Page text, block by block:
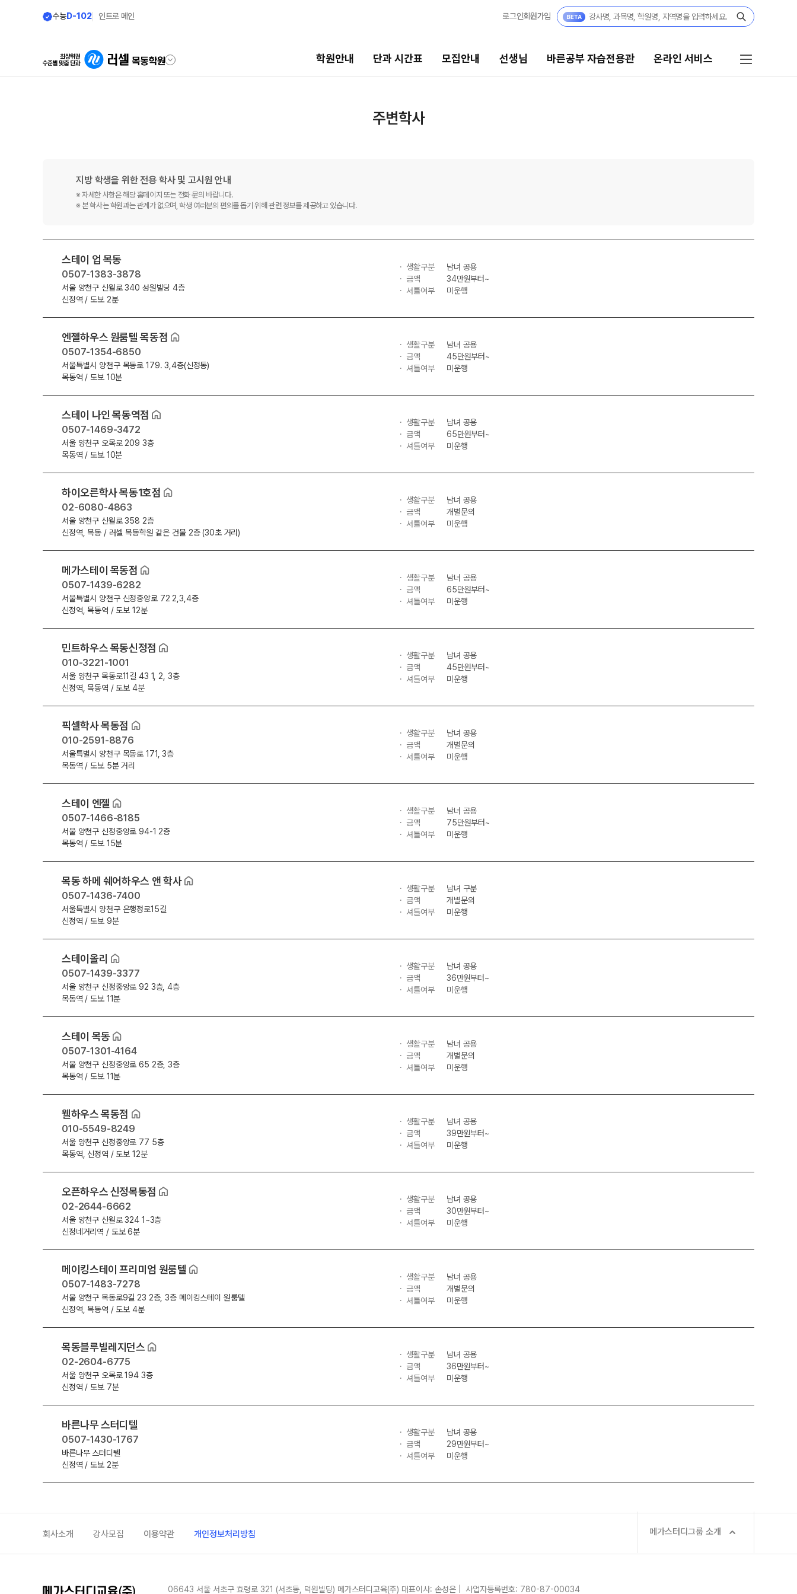
수능D-102 인트로 메인 로그인회원가입
학원안내 단과 시간표 모집안내 선생님 바른공부 자습전용관 온라인 서비스
카카오톡 빠른 상담
원장과 소통하기
학원 이용 안내
위치안내
주변학사
주간 식단표
8월 AM단과
고3·N수
9월 정규·특강 단과 N
썸머특강[고3]
고1·고2
썸머특강[고1·고2]
중3 고등 대비반 N
마감 강좌 대기 신청
2027 반수반 N
2027 N수 패키지반
선생님
과학탐구
논술
주변학사
지방 학생을 위한 전용 학사 및 고시원 안내
※ 자세한 사항은 해당 홈페이지 또는 전화 문의 바랍니다.
※ 본 학사는 학원과는 관계가 없으며, 학생 여러분의 편의를 돕기 위해 관련 정보를 제공하고 있습니다.
스테이 업 목동
0507-1383-3878
서울 양천구 신월로 340 성원빌딩 4층
신정역 / 도보 2분
생활구분
남녀 공용
금액
34만원부터~
셔틀여부
미운행
엔젤하우스 원룸텔 목동점
0507-1354-6850
서울특별시 양천구 목동로 179. 3,4층(신정동)
목동역 / 도보 10분
생활구분
남녀 공용
금액
45만원부터~
셔틀여부
미운행
스테이 나인 목동역점
0507-1469-3472
서울 양천구 오목로 209 3층
목동역 / 도보 10분
생활구분
남녀 공용
금액
65만원부터~
셔틀여부
미운행
하이오른학사 목동1호점
02-6080-4863
서울 양천구 신월로 358 2층
신정역, 목동 / 러셀 목동학원 같은 건물 2층 (30초 거리)
생활구분
남녀 공용
금액
개별문의
셔틀여부
미운행
메가스테이 목동점
0507-1439-6282
서울특별시 양천구 신정중앙로 72 2,3,4층
신정역, 목동역 / 도보 12분
생활구분
남녀 공용
금액
65만원부터~
셔틀여부
미운행
민트하우스 목동신정점
010-3221-1001
서울 양천구 목동로11길 43 1, 2, 3층
신정역, 목동역 / 도보 4분
생활구분
남녀 공용
금액
45만원부터~
셔틀여부
미운행
픽셀학사 목동점
010-2591-8876
서울특별시 양천구 목동로 171, 3층
목동역 / 도보 5분 거리
생활구분
남녀 공용
금액
개별문의
셔틀여부
미운행
스테이 엔젤
0507-1466-8185
서울 양천구 신정중앙로 94-1 2층
목동역 / 도보 15분
생활구분
남녀 공용
금액
75만원부터~
셔틀여부
미운행
목동 하메 쉐어하우스 앤 학사
0507-1436-7400
서울특별시 양천구 은행정로15길
신정역 / 도보 9분
생활구분
남녀 구분
금액
개별문의
셔틀여부
미운행
스테이올리
0507-1439-3377
서울 양천구 신정중앙로 92 3층, 4층
목동역 / 도보 11분
생활구분
남녀 공용
금액
36만원부터~
셔틀여부
미운행
스테이 목동
0507-1301-4164
서울 양천구 신정중앙로 65 2층, 3층
목동역 / 도보 11분
생활구분
남녀 공용
금액
개별문의
셔틀여부
미운행
웰하우스 목동점
010-5549-8249
서울 양천구 신정중앙로 77 5층
목동역, 신정역 / 도보 12분
생활구분
남녀 공용
금액
39만원부터~
셔틀여부
미운행
오픈하우스 신정목동점
02-2644-6662
서울 양천구 신월로 324 1~3층
신정네거리역 / 도보 6분
생활구분
남녀 공용
금액
30만원부터~
셔틀여부
미운행
메이킹스테이 프리미엄 원룸텔
0507-1483-7278
서울 양천구 목동로9길 23 2층, 3층 메이킹스테이 원룸텔
신정역, 목동역 / 도보 4분
생활구분
남녀 공용
금액
개별문의
셔틀여부
미운행
목동블루빌레지던스
02-2604-6775
서울 양천구 오목로 194 3층
신정역 / 도보 7분
생활구분
남녀 공용
금액
36만원부터~
셔틀여부
미운행
바른나무 스터디텔
0507-1430-1767
바른나무 스터디텔
신정역 / 도보 2분
생활구분
남녀 공용
금액
29만원부터~
셔틀여부
미운행
회사소개 강사모집 이용약관 개인정보처리방침 메가스터디그룹 소개
06643 서울 서초구 효령로 321 (서초동, 덕원빌딩) 메가스터디교육(주) 대표이사: 손성은 | 사업자등록번호: 780-87-00034